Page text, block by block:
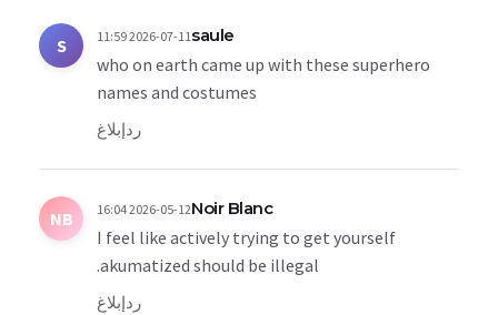
S saule
2026-07-11 11:59
who on earth came up with these superhero
names and costumes
ردإبلاغ
NB Noir Blanc
2026-05-12 16:04
I feel like actively trying to get yourself
akumatized should be illegal.
ردإبلاغ